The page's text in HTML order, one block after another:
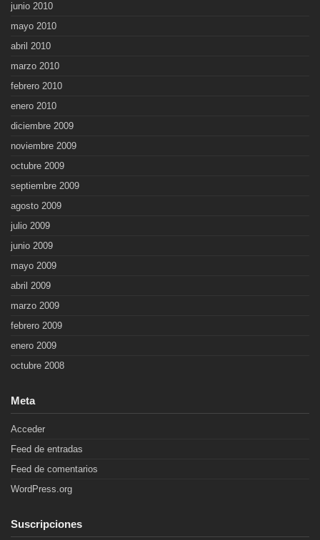
junio 2010
mayo 2010
abril 2010
marzo 2010
febrero 2010
enero 2010
diciembre 2009
noviembre 2009
octubre 2009
septiembre 2009
agosto 2009
julio 2009
junio 2009
mayo 2009
abril 2009
marzo 2009
febrero 2009
enero 2009
octubre 2008
Meta
Acceder
Feed de entradas
Feed de comentarios
WordPress.org
Suscripciones